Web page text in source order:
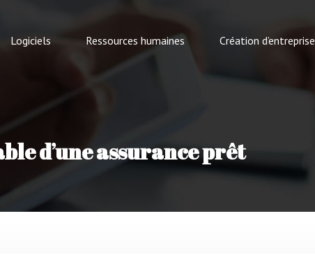
Logiciels Ressources humaines Création d’entreprise
d’une assurance prêt